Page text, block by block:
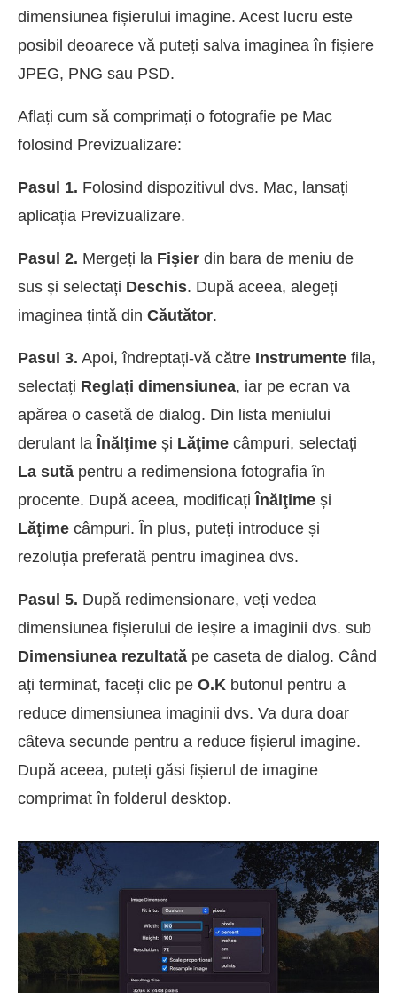
dimensiunea fișierului imagine. Acest lucru este
posibil deoarece vă puteți salva imaginea în fișiere
JPEG, PNG sau PSD.
Aflați cum să comprimați o fotografie pe Mac
folosind Previzualizare:
Pasul 1. Folosind dispozitivul dvs. Mac, lansați
aplicația Previzualizare.
Pasul 2. Mergeți la Fişier din bara de meniu de
sus și selectați Deschis. După aceea, alegeți
imaginea țintă din Căutător.
Pasul 3. Apoi, îndreptați-vă către Instrumente fila,
selectați Reglați dimensiunea, iar pe ecran va
apărea o casetă de dialog. Din lista meniului
derulant laÎnălţime și Lăţime câmpuri, selectați
La sută pentru a redimensiona fotografia în
procente. După aceea, modificațiÎnălţime și
Lăţime câmpuri. În plus, puteți introduce și
rezoluția preferată pentru imaginea dvs.
Pasul 5. După redimensionare, veți vedea
dimensiunea fișierului de ieșire a imaginii dvs. sub
Dimensiunea rezultată pe caseta de dialog. Când
ați terminat, faceți clic pe O.K butonul pentru a
reduce dimensiunea imaginii dvs. Va dura doar
câteva secunde pentru a reduce fișierul imagine.
După aceea, puteți găsi fișierul de imagine
comprimat în folderul desktop.